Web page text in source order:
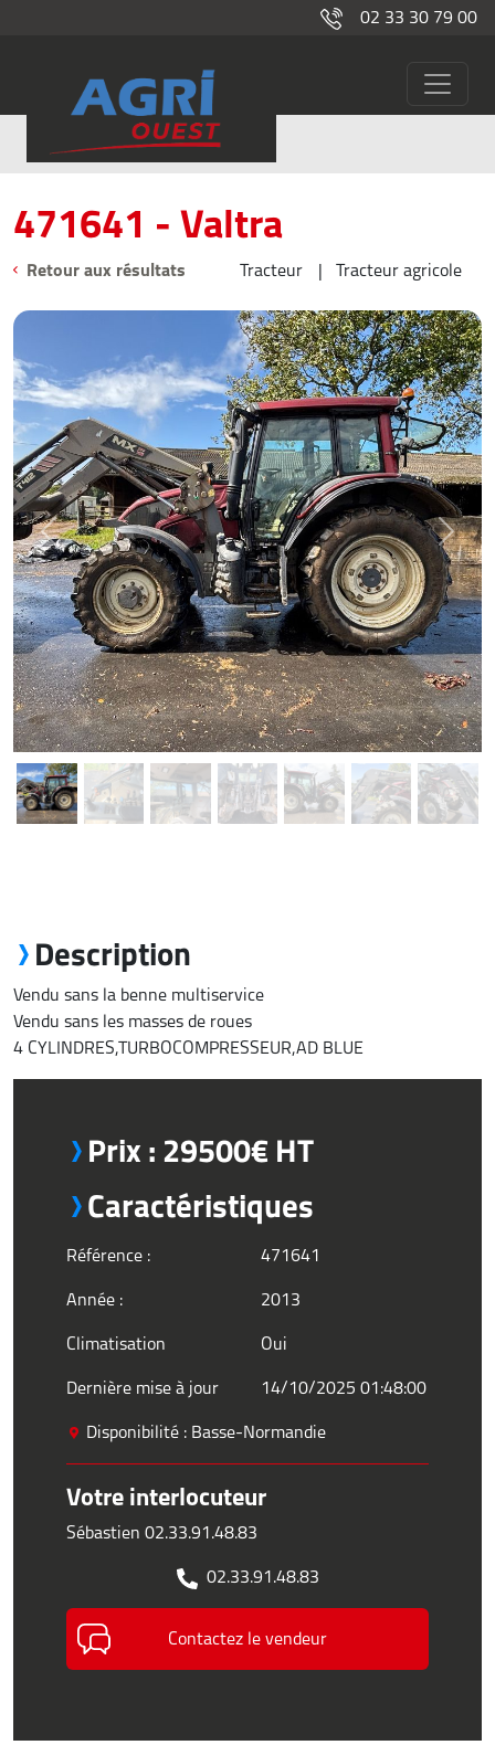
02 33 30 79 00
Occasions471641
471641 - Valtra
Retour aux résultats Tracteur Tracteur agricole
Previous Next
Description
Vendu sans la benne multiservice
Vendu sans les masses de roues
4 CYLINDRES,TURBOCOMPRESSEUR,AD BLUE
Prix : 29500€ HT
Caractéristiques
Référence :
471641
Année :
2013
Climatisation
Oui
Dernière mise à jour
14/10/2025 01:48:00
Disponibilité : Basse-Normandie
Votre interlocuteur
Sébastien 02.33.91.48.83
02.33.91.48.83
Contactez le vendeur